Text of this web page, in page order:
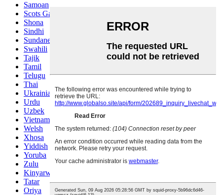
Samoan
Scots Gaelic
Shona
Sindhi
Sundanese
Swahili
Tajik
Tamil
Telugu
Thai
Ukrainian
Urdu
Uzbek
Vietnamese
Welsh
Xhosa
Yiddish
Yoruba
Zulu
Kinyarwanda
Tatar
Oriya